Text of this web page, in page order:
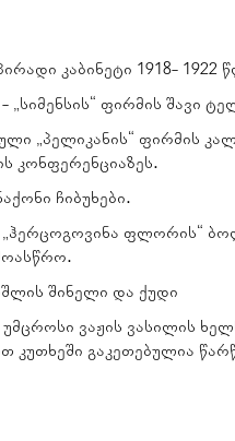
კაბინეტი 1918- 1922
„სიმენსის“ ფირმის შავი
„პელიკანის“ ფირმის
კონფერენციაზეს.
ჩიბუხები.
„ჰერცოგოვინა
შინელი და ქუდი
ვაჟის ვასილის
გაკეთებულია